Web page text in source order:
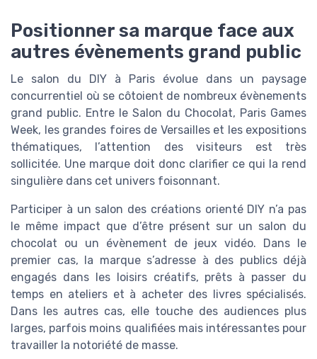
Positionner sa marque face aux
autres évènements grand public
Le salon du DIY à Paris évolue dans un paysage
concurrentiel où se côtoient de nombreux évènements
grand public. Entre le Salon du Chocolat, Paris Games
Week, les grandes foires de Versailles et les expositions
thématiques, l’attention des visiteurs est très
sollicitée. Une marque doit donc clarifier ce qui la rend
singulière dans cet univers foisonnant.
Participer à un salon des créations orienté DIY n’a pas
le même impact que d’être présent sur un salon du
chocolat ou un évènement de jeux vidéo. Dans le
premier cas, la marque s’adresse à des publics déjà
engagés dans les loisirs créatifs, prêts à passer du
temps en ateliers et à acheter des livres spécialisés.
Dans les autres cas, elle touche des audiences plus
larges, parfois moins qualifiées mais intéressantes pour
travailler la notoriété de masse.